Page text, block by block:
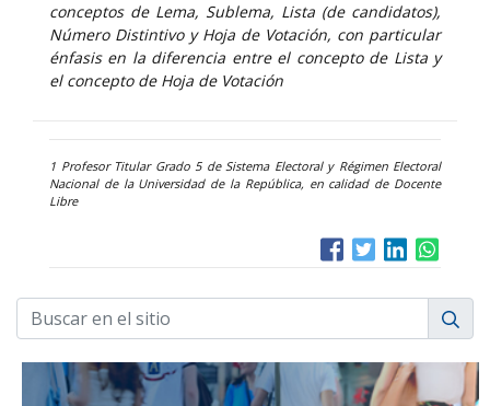
conceptos de Lema, Sublema, Lista (de candidatos),
Número Distintivo y Hoja de Votación, con particular
énfasis en la diferencia entre el concepto de Lista y
el concepto de Hoja de Votación
1 Profesor Titular Grado 5 de Sistema Electoral y Régimen Electoral
Nacional de la Universidad de la República, en calidad de Docente
Libre